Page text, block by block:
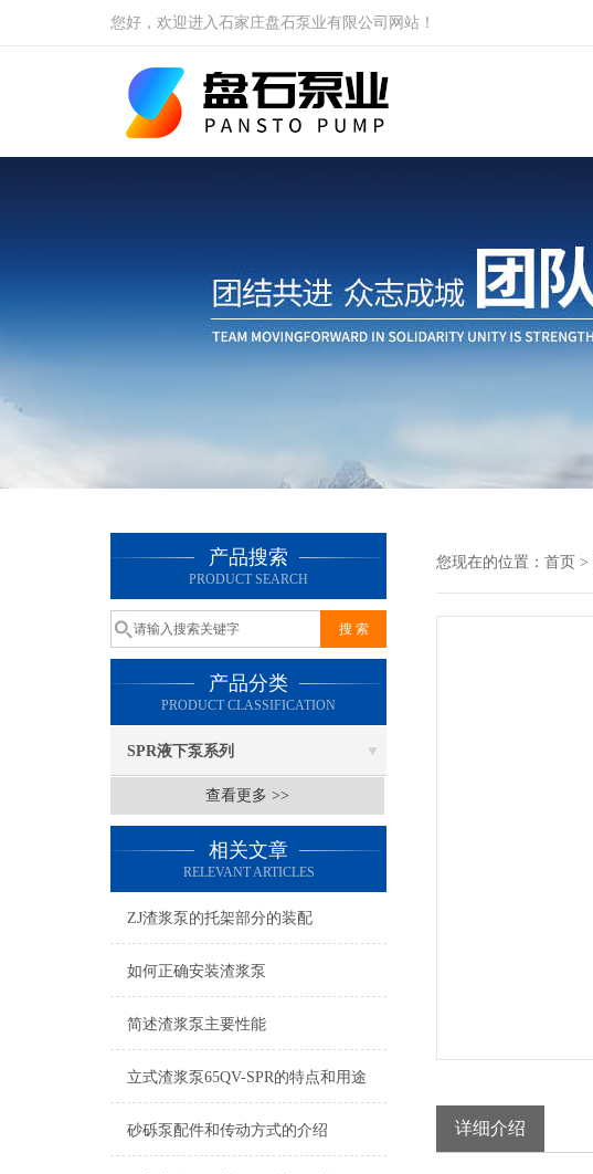
您好，欢迎进入石家庄盘石泵业有限公司网站！
产品搜索
PRODUCT SEARCH
产品分类
PRODUCT CLASSIFICATION
SPR液下泵系列
查看更多 >>
相关文章
RELEVANT ARTICLES
ZJ渣浆泵的托架部分的装配
如何正确安装渣浆泵
简述渣浆泵主要性能
立式渣浆泵65QV-SPR的特点和用途
砂砾泵配件和传动方式的介绍
您现在的位置： 首页 >
详细介绍